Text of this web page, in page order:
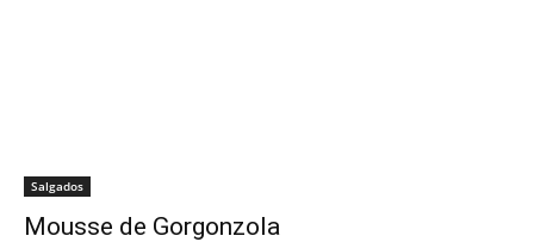
Salgados
Mousse de Gorgonzola